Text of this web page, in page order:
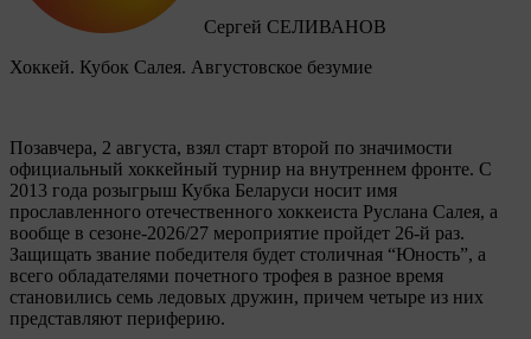
Сергей СЕЛИВАНОВ
Хоккей. Кубок Салея. Августовское безумие
Позавчера, 2 августа, взял старт второй по значимости
официальный хоккейный турнир на внутреннем фронте. C
2013 года розыгрыш Кубка Беларуси носит имя
прославленного отечественного хоккеиста Руслана Салея, а
вообще в сезоне-2026/27 мероприятие пройдет 26-й раз.
Защищать звание победителя будет столичная “Юность”, а
всего обладателями почетного трофея в разное время
становились семь ледовых дружин, причем четыре из них
представляют периферию.